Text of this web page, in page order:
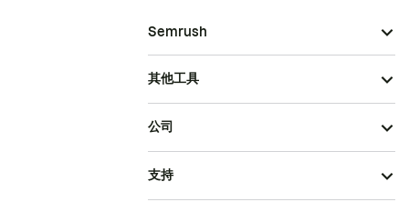
Semrush
其他工具
公司
支持